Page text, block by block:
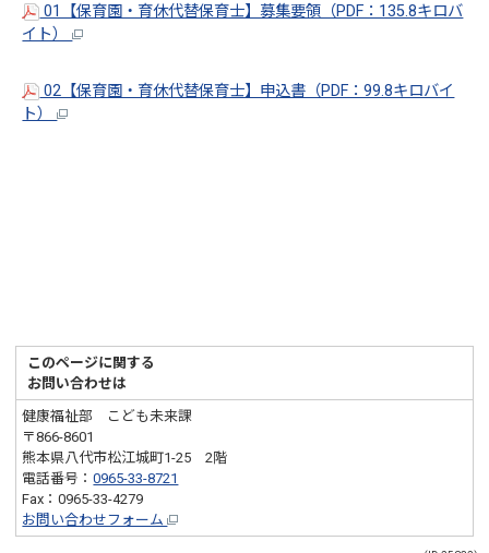
01【保育園・育休代替保育士】募集要領（PDF：135.8キロバ
イト）
02【保育園・育休代替保育士】申込書（PDF：99.8キロバイ
ト）
このページに関する
お問い合わせは
健康福祉部 こども未来課
〒866-8601
熊本県八代市松江城町1-25 2階
電話番号：0965-33-8721
Fax：0965-33-4279
お問い合わせフォーム